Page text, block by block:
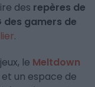
des repères de
des gamers de
.
le Meltdown
un espace de